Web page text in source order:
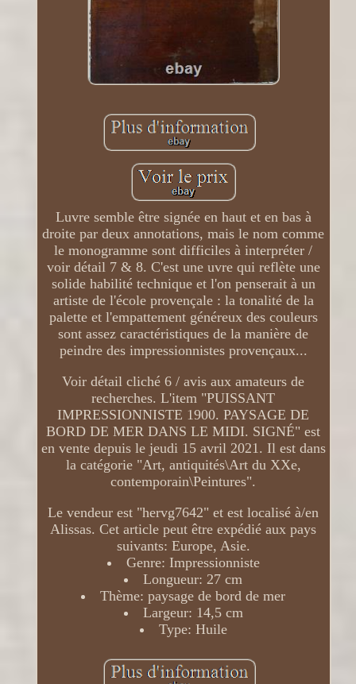
Luvre semble être signée en haut et en bas à
droite par deux annotations, mais le nom comme
le monogramme sont difficiles à interpréter /
voir détail 7 & 8. C'est une uvre qui reflète une
solide habilité technique et l'on penserait à un
artiste de l'école provençale : la tonalité de la
palette et l'empattement généreux des couleurs
sont assez caractéristiques de la manière de
peindre des impressionnistes provençaux...
Voir détail cliché 6 / avis aux amateurs de
recherches. L'item "PUISSANT
IMPRESSIONNISTE 1900. PAYSAGE DE
BORD DE MER DANS LE MIDI. SIGNÉ" est
en vente depuis le jeudi 15 avril 2021. Il est dans
la catégorie "Art, antiquités\Art du XXe,
contemporain\Peintures".
Le vendeur est "hervg7642" et est localisé à/en
Alissas. Cet article peut être expédié aux pays
suivants: Europe, Asie.
Genre: Impressionniste
Longueur: 27 cm
Thème: paysage de bord de mer
Largeur: 14,5 cm
Type: Huile